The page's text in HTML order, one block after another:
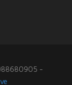
-